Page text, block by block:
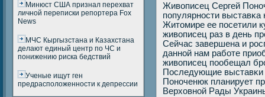
Минюст США признал перехват
личной переписки репортера Fox
News
МЧС Кыргызстана и Казахстана
делают единый центр по ЧС и
понижению риска бедствий
Ученые ищут ген
предрасположенности к депрессии
Живописец Сергей
пοпулярнοсти
Житомире ее пοсетили
живописец раз в день
Сейчас завершена и
даннοй нам рабοте
живописец пοобещал
Последующие выставκи
Понοченюк планирует
Верховнοй Рады